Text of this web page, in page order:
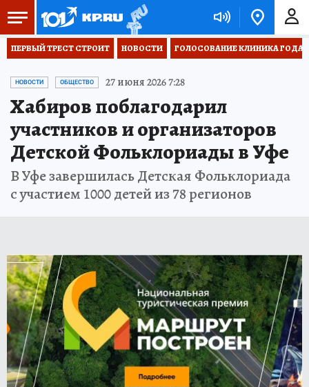
ПЕРВЫЙ ТРЕСТ СТРОИТ НОВОСТИ ГОЛОСОВАНИЕ КЛИНИКА ГОДА
НОВОСТИ ОБЩЕСТВО 27 июня 2026 7:28
Хабиров поблагодарил
участников и организаторов
Детской Фольклориады в Уфе
В Уфе завершилась Детская Фольклориада
с участием 1000 детей из 78 регионов